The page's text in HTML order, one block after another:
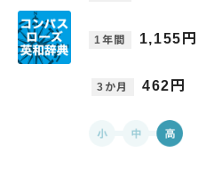
1年間 1,155円
3か月 462円